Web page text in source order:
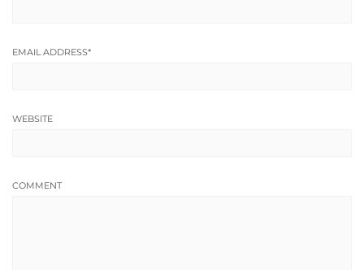
EMAIL ADDRESS*
WEBSITE
COMMENT